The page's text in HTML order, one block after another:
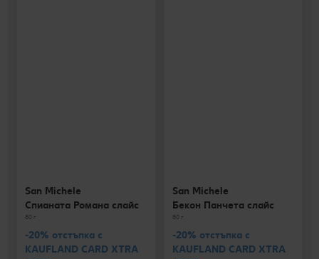
San Michele
Спианата Романа слайс
80 г
-20% отстъпка с
KAUFLAND CARD XTRA
San Michele
Бекон Панчета слайс
80 г
-20% отстъпка с
KAUFLAND CARD XTRA